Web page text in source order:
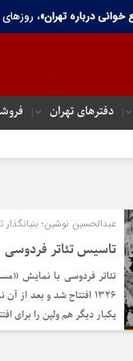
خوانی درباره تهران»،
دفترهای تهران‌
عبدالحسین نوشین؛ بنیانگذار
تاسیس تئاتر فردوسی
تئاتر فردوسی با نمایش
۱۳۲۶ افتتاح شد و بعد
یکبار دیگر هم ولپن را برای افتتاحیه